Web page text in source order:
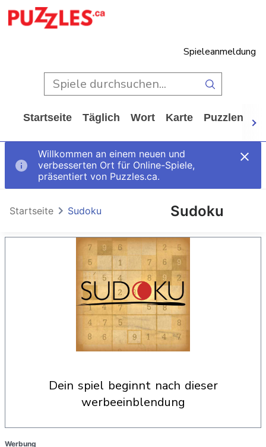
Spieleanmeldung
Startseite Täglich Wort Karte Puzzlen
Willkommen an einem neuen und
verbesserten Ort für Online-Spiele,
präsentiert von Puzzles.ca.
Sudoku
Startseite Sudoku
dein spiel beginnt nach dieser
werbeeinblendung
Werbung